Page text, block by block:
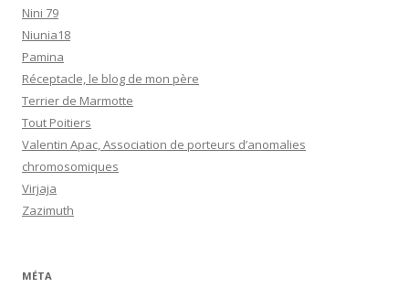
Nini 79
Niunia18
Pamina
Réceptacle, le blog de mon père
Terrier de Marmotte
Tout Poitiers
Valentin Apac, Association de porteurs d’anomalies
chromosomiques
Virjaja
Zazimuth
MÉTA